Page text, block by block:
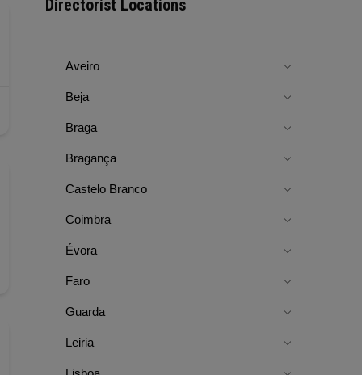
Directorist Locations
Aveiro
Beja
Braga
Bragança
Castelo Branco
Coimbra
Évora
Faro
Guarda
Leiria